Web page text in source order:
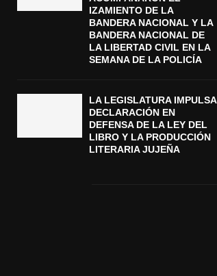
IZAMIENTO DE LA
BANDERA NACIONAL Y LA
BANDERA NACIONAL DE
LA LIBERTAD CIVIL EN LA
SEMANA DE LA POLICÍA
LA LEGISLATURA IMPULSA
DECLARACIÓN EN
DEFENSA DE LA LEY DEL
LIBRO Y LA PRODUCCIÓN
LITERARIA JUJEÑA